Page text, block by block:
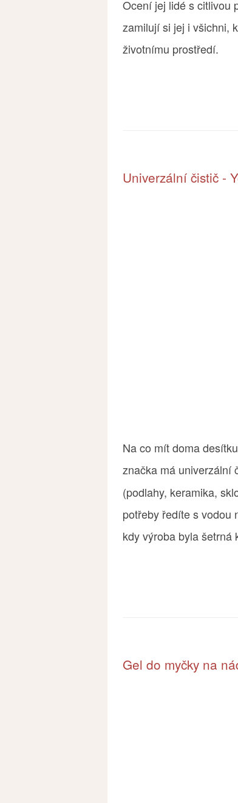
Ocení jej lidé s citlivou
zamilují si jej i všichni,
životnímu prostředí.
Univerzální čistič -
Na co mít doma
značka má univerzální
(podlahy, keramika,
potřeby ředíte s vodou
kdy výroba byla
Gel do myčky na